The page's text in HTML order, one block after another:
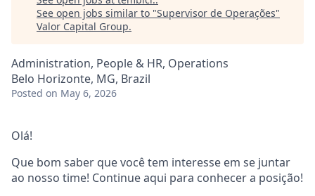
See open jobs similar to "Supervisor de Operações"
Valor Capital Group.
Administration, People & HR, Operations
Belo Horizonte, MG, Brazil
Posted on May 6, 2026
Olá!
Que bom saber que você tem interesse em se juntar
ao nosso time! Continue aqui para conhecer a posição!